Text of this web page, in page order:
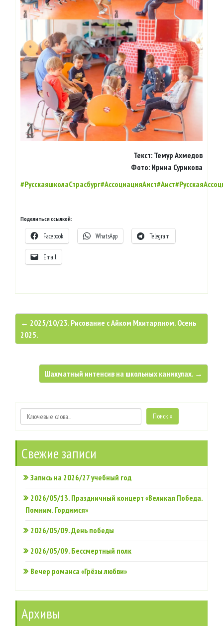
Текст: Темур Ахмедов
Фото: Ирина Сурикова
#РусскаяшколаСтрасбург#АссоциацияАист#Аист
Поделиться ссылкой:
Facebook WhatsApp Telegram
Email
← 2025/10/23. Рисование с Айком Мхитаряном. Осень
2025.
Шахматный интенсив на школьных каникулах. →
Поиск »
Свежие записи
Запись на 2026/27 учебный год
2026/05/13. Праздничный концерт «Великая Победа.
Помним. Гордимся»
2026/05/09. День победы
2026/05/09. Бессмертный полк
Вечер романса «Грёзы любви»
Архивы